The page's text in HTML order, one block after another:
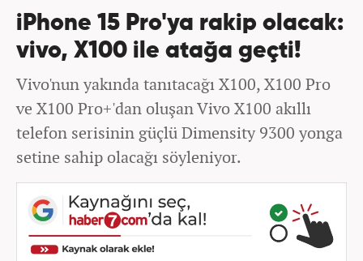
iPhone 15 Pro'ya rakip olacak:
vivo, X100 ile atağa geçti!
Vivo'nun yakında tanıtacağı X100, X100 Pro
ve X100 Pro+'dan oluşan Vivo X100 akıllı
telefon serisinin güçlü Dimensity 9300 yonga
setine sahip olacağı söyleniyor.